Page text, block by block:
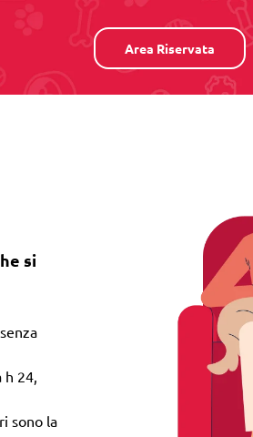
Area Riservata
si
h 24,
sono la